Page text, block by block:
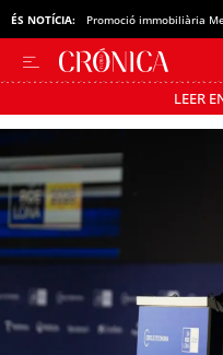
ÉS NOTÍCIA: Promoció immobiliària
LEER
Passa’t al